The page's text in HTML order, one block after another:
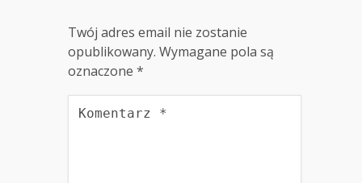
Twój adres email nie zostanie
opublikowany. Wymagane pola są
oznaczone *